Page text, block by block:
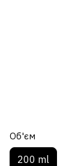
Об'єм
200 ml